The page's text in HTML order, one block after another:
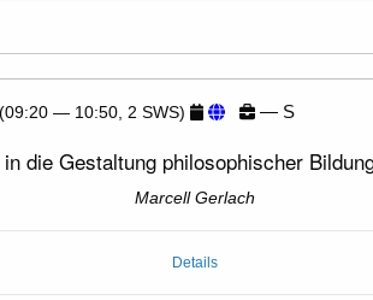
— 10:50, 2 SWS) — S
die Gestaltung philosophischer
Marcell Gerlach
Details